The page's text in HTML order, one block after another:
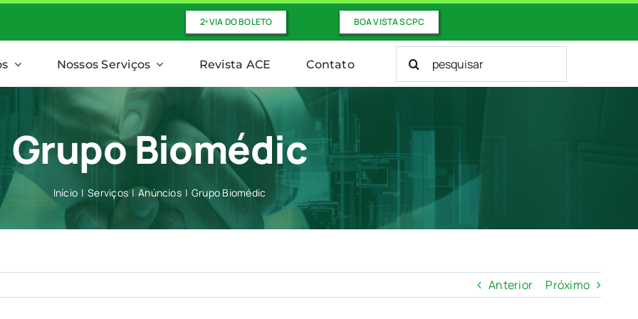
2ª VIA DO BOLETO BOA VISTA SCPC
Nossos Serviços Revista ACE Contato
Buscar
resultados
Grupo Biomédic
Início Serviços Anúncios Grupo Biomédic
Anterior Próximo